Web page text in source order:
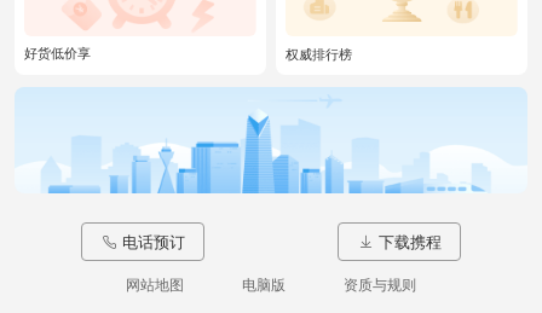
好货低价享 权威排行榜
电话预订 下载携程
网站地图 电脑版 资质与规则